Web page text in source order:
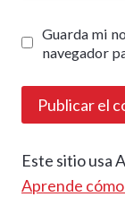
Guarda mi
navegador
Este sitio usa
Aprende